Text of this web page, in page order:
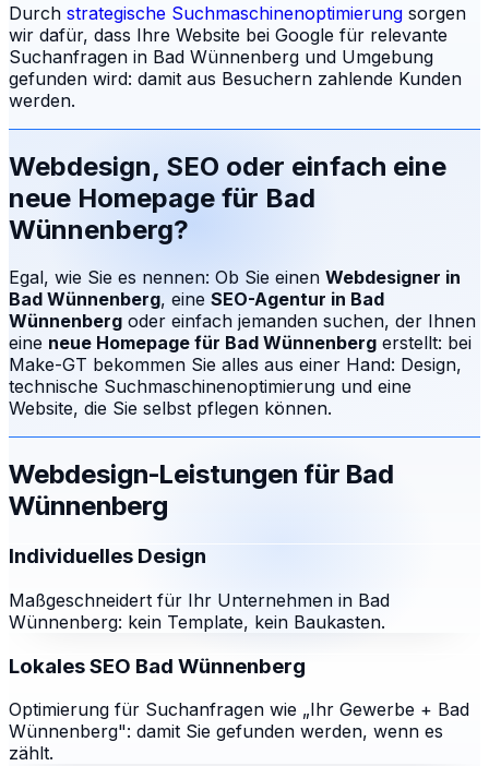
Durch strategische Suchmaschinenoptimierung sorgen
wir dafür, dass Ihre Website bei Google für relevante
Suchanfragen in Bad Wünnenberg und Umgebung
gefunden wird: damit aus Besuchern zahlende Kunden
werden.
Webdesign, SEO oder einfach eine
neue Homepage für Bad
Wünnenberg?
Egal, wie Sie es nennen: Ob Sie einen Webdesigner in
Bad Wünnenberg, eine SEO-Agentur in Bad
Wünnenberg oder einfach jemanden suchen, der Ihnen
eine neue Homepage für Bad Wünnenberg erstellt: bei
Make-GT bekommen Sie alles aus einer Hand: Design,
technische Suchmaschinenoptimierung und eine
Website, die Sie selbst pflegen können.
Webdesign-Leistungen für Bad
Wünnenberg
Individuelles Design
Maßgeschneidert für Ihr Unternehmen in Bad
Wünnenberg: kein Template, kein Baukasten.
Lokales SEO Bad Wünnenberg
Optimierung für Suchanfragen wie „Ihr Gewerbe + Bad
Wünnenberg": damit Sie gefunden werden, wenn es
zählt.